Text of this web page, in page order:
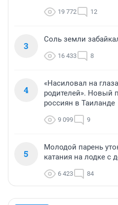
19 772 12
3
Соль земли
16 433 8
4
«Насиловал на
родителей». Новый
россиян в Таиланде
9 099 9
5
Молодой парень
катания на лодке с
6 423 84